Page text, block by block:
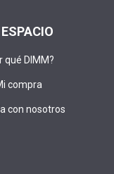
qué DIMM?
compra
con nosotros